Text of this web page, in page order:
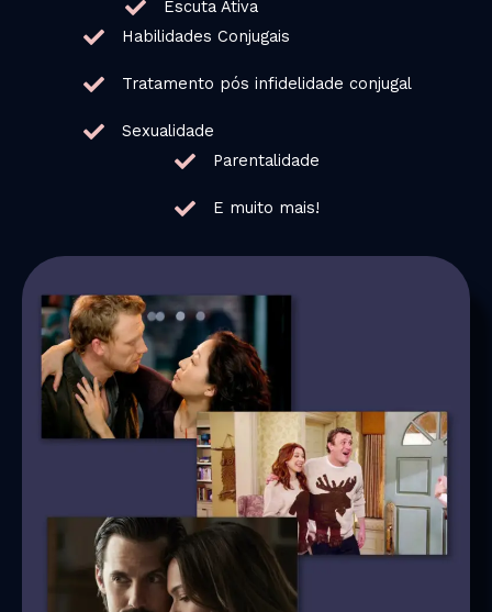
Escuta Ativa
Habilidades Conjugais
Tratamento pós infidelidade conjugal
Sexualidade
Parentalidade
E muito mais!